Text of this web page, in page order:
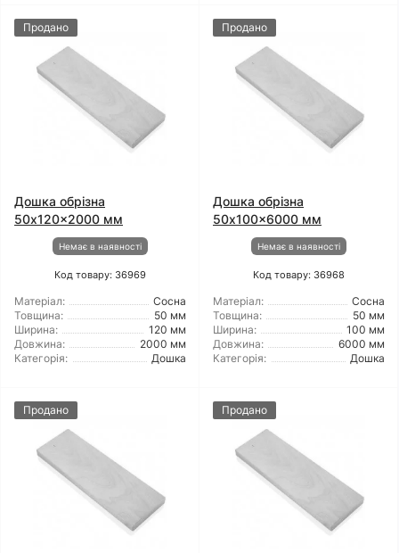
Продано
Дошка обрізна
50x120x2000 мм
Немає в наявності
Код товару: 36969
Матеріал:
Сосна
Товщина:
50 мм
Ширина:
120 мм
Довжина:
2000 мм
Категорія:
Дошка
Продано
Дошка обрізна
50x100x6000 мм
Немає в наявності
Код товару: 36968
Матеріал:
Сосна
Товщина:
50 мм
Ширина:
100 мм
Довжина:
6000 мм
Категорія:
Дошка
Продано Продано